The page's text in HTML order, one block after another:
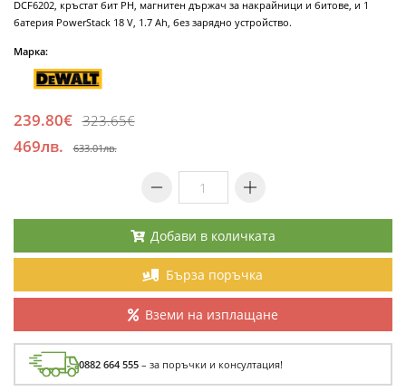
DCF6202, кръстат бит PH, магнитен държач за накрайници и битове, и 1
батерия PowerStack 18 V, 1.7 Ah, без зарядно устройство.
Марка:
239.80€ 323.65€
469лв. 633.01лв.
Добави в количката
Бърза поръчка
Вземи на изплащане
0882 664 555 – за поръчки и консултация!